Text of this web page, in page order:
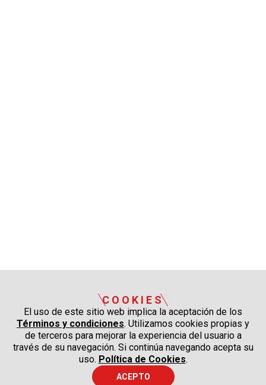
COOKIES
El uso de este sitio web implica la aceptación de los
Términos y condiciones. Utilizamos cookies propias y
de terceros para mejorar la experiencia del usuario a
través de su navegación. Si continúa navegando acepta su
uso. Política de Cookies.
ACEPTO